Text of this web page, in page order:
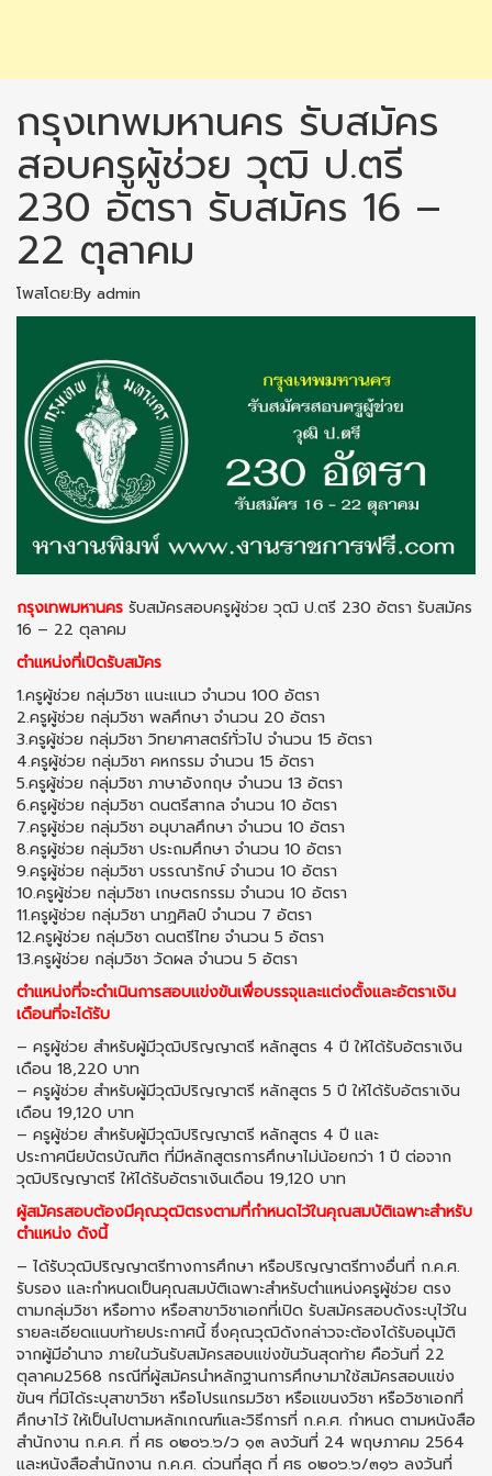
กรุงเทพมหานคร รับสมัคร
สอบครูผู้ช่วย วุฒิ ป.ตรี
230 อัตรา รับสมัคร 16 –
22 ตุลาคม
โพสโดย:By admin
กรุงเทพมหานคร รับสมัครสอบครูผู้ช่วย วุฒิ ป.ตรี 230 อัตรา รับสมัคร
16 – 22 ตุลาคม
ตำแหน่งที่เปิดรับสมัคร
1.ครูผู้ช่วย กลุ่มวิชา แนะแนว จำนวน 100 อัตรา
2.ครูผู้ช่วย กลุ่มวิชา พลศึกษา จำนวน 20 อัตรา
3.ครูผู้ช่วย กลุ่มวิชา วิทยาศาสตร์ทั่วไป จำนวน 15 อัตรา
4.ครูผู้ช่วย กลุ่มวิชา คหกรรม จำนวน 15 อัตรา
5.ครูผู้ช่วย กลุ่มวิชา ภาษาอังกฤษ จำนวน 13 อัตรา
6.ครูผู้ช่วย กลุ่มวิชา ดนตรีสากล จำนวน 10 อัตรา
7.ครูผู้ช่วย กลุ่มวิชา อนุบาลศึกษา จำนวน 10 อัตรา
8.ครูผู้ช่วย กลุ่มวิชา ประถมศึกษา จำนวน 10 อัตรา
9.ครูผู้ช่วย กลุ่มวิชา บรรณารักษ์ จำนวน 10 อัตรา
10.ครูผู้ช่วย กลุ่มวิชา เกษตรกรรม จำนวน 10 อัตรา
11.ครูผู้ช่วย กลุ่มวิชา นาฏศิลป์ จำนวน 7 อัตรา
12.ครูผู้ช่วย กลุ่มวิชา ดนตรีไทย จำนวน 5 อัตรา
13.ครูผู้ช่วย กลุ่มวิชา วัดผล จำนวน 5 อัตรา
ตําแหน่งที่จะดําเนินการสอบแข่งขันเพื่อบรรจุและแต่งตั้งและอัตราเงิน
เดือนที่จะได้รับ
– ครูผู้ช่วย สําหรับผู้มีวุฒิปริญญาตรี หลักสูตร 4 ปี ให้ได้รับอัตราเงิน
เดือน 18,220 บาท
– ครูผู้ช่วย สําหรับผู้มีวุฒิปริญญาตรี หลักสูตร 5 ปี ให้ได้รับอัตราเงิน
เดือน 19,120 บาท
– ครูผู้ช่วย สําหรับผู้มีวุฒิปริญญาตรี หลักสูตร 4 ปี และ
ประกาศนียบัตรบัณฑิต ที่มีหลักสูตรการศึกษาไม่น้อยกว่า 1 ปี ต่อจาก
วุฒิปริญญาตรี ให้ได้รับอัตราเงินเดือน 19,120 บาท
ผู้สมัครสอบต้องมีคุณวุฒิตรงตามที่กําหนดไว้ในคุณสมบัติเฉพาะสําหรับ
ตําแหน่ง ดังนี้
– ได้รับวุฒิปริญญาตรีทางการศึกษา หรือปริญญาตรีทางอื่นที่ ก.ค.ศ.
รับรอง และกําหนดเป็นคุณสมบัติเฉพาะสําหรับตําแหน่งครูผู้ช่วย ตรง
ตามกลุ่มวิชา หรือทาง หรือสาขาวิชาเอกที่เปิด รับสมัครสอบดังระบุไว้ใน
รายละเอียดแนบท้ายประกาศนี้ ซึ่งคุณวุฒิดังกล่าวจะต้องได้รับอนุมัติ
จากผู้มีอํานาจ ภายในวันรับสมัครสอบแข่งขันวันสุดท้าย คือวันที่ 22
ตุลาคม2568 กรณีที่ผู้สมัครนําหลักฐานการศึกษามาใช้สมัครสอบแข่ง
ขันฯ ที่มิได้ระบุสาขาวิชา หรือโปรแกรมวิชา หรือแขนงวิชา หรือวิชาเอกที่
ศึกษาไว้ ให้เป็นไปตามหลักเกณฑ์และวิธีการที่ ก.ค.ศ. กําหนด ตามหนังสือ
สํานักงาน ก.ค.ศ. ที่ ศธ ๐๒๐๖.๖/ว ๑๓ ลงวันที่ 24 พฤษภาคม 2564
และหนังสือสํานักงาน ก.ค.ศ. ด่วนที่สุด ที่ ศธ ๐๒๐๖.๖/๓๑๖ ลงวันที่